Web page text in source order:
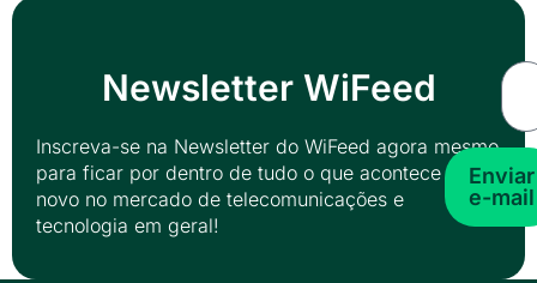
Newsletter WiFeed
Inscreva-se na Newsletter do WiFeed agora mesmo
para ficar por dentro de tudo o que acontece de
novo no mercado de telecomunicações e
tecnologia em geral!
Enviar
e-mail